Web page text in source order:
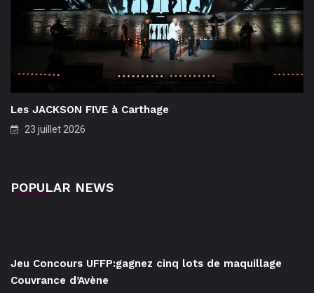
Les JACKSON FIVE à Carthage
23 juillet 2026
POPULAR NEWS
Jeu Concours UFFP:gagnez cinq lots de maquillage
Couvrance d’Avène